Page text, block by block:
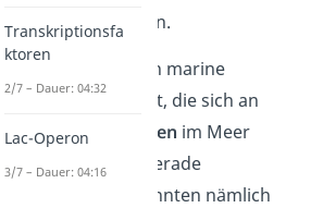
Gewicht zu gewinnen.
Andererseits werden marine
Lebewesen erforscht, die sich an
extreme Bedingungen im Meer
angepasst haben. Gerade
könnten nämlich
Transkriptionsfa
ktoren
2/7 – Dauer: 04:32
Lac-Operon
3/7 – Dauer: 04:16